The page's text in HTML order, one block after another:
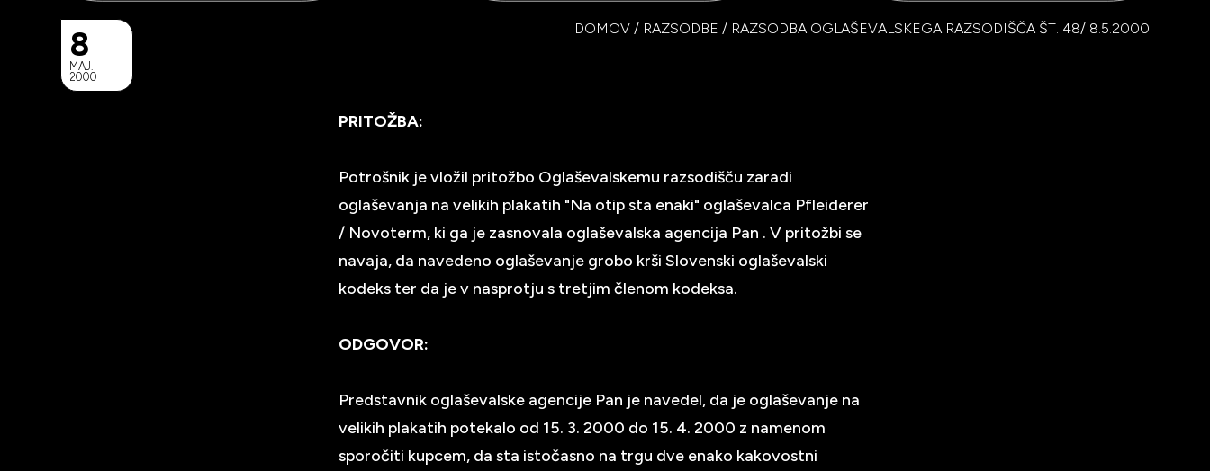
8
MAJ.
2000
DOMOV/ RAZSODBE / RAZSODBA OGLAŠEVALSKEGA RAZSODIŠČA ŠT. 48/ 8.5.2000
PRITOŽBA:
Potrošnik je vložil pritožbo Oglaševalskemu razsodišču zaradi
oglaševanja na velikih plakatih "Na otip sta enaki" oglaševalca Pfleiderer
/ Novoterm, ki ga je zasnovala oglaševalska agencija Pan . V pritožbi se
navaja, da navedeno oglaševanje grobo krši Slovenski oglaševalski
kodeks ter da je v nasprotju s tretjim členom kodeksa.
ODGOVOR:
Predstavnik oglaševalske agencije Pan je navedel, da je oglaševanje na
velikih plakatih potekalo od 15. 3. 2000 do 15. 4. 2000 z namenom
sporočiti kupcem, da sta istočasno na trgu dve enako kakovostni